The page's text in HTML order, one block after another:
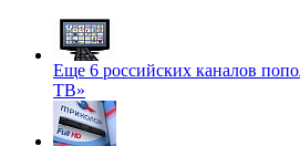
Еще 6 российских каналов
ТВ»